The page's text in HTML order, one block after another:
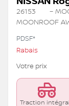
26153
–
MOONROOF
PDSF*
Rabais
Votre prix
Traction